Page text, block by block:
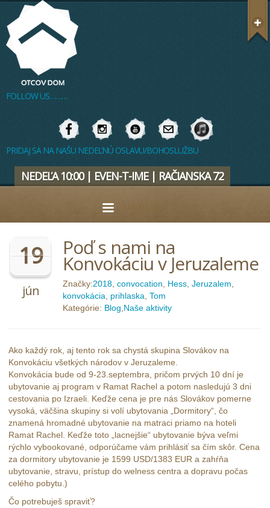
FOLLOW US………
PRIDAJ SA NA NAŠU NEDEĽNÚ OSLAVU/BOHOSLUŽBU
NEDEĽA 10:00 | EVEN-T-IME | RAČIANSKA 72
19
jún
Poď s nami na
Konvokáciu v Jeruzaleme
Značky:2018, convocation, Hess, Jeruzalem,
konvokácia, prihlaska, Tom
Kategórie: Blog,Naše aktivity
Ako každý rok, aj tento rok sa chystá skupina Slovákov na
Konvokáciu všetkých národov v Jeruzaleme.
Konvokácia bude od 9-23.septembra, pričom prvých 10 dní je
ubytovanie aj program v Ramat Rachel a potom nasledujú 3 dni
cestovania po Izraeli. Keďže cena je pre nás Slovákov pomerne
vysoká, väčšina skupiny si volí ubytovania „Dormitory“, čo
znamená hromadné ubytovanie na matraci priamo na hoteli
Ramat Rachel. Keďže toto „lacnejšie“ ubytovanie býva veľmi
rýchlo vybookované, odporúčame vám prihlásiť sa čím skôr. Cena
za dormitory ubytovanie je 1599 USD/1383 EUR a zahŕňa
ubytovanie, stravu, prístup do welness centra a dopravu počas
celého pobytu.)
Čo potrebuješ spraviť?